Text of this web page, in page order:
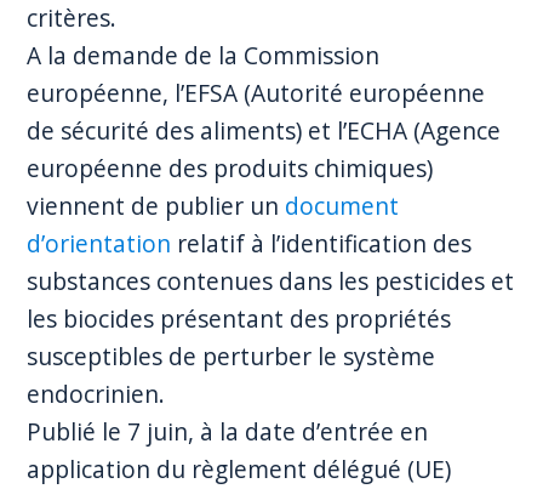
critères.
A la demande de la Commission
européenne, l’EFSA (Autorité européenne
de sécurité des aliments) et l’ECHA (Agence
européenne des produits chimiques)
viennent de publier un document
d’orientation relatif à l’identification des
substances contenues dans les pesticides et
les biocides présentant des propriétés
susceptibles de perturber le système
endocrinien.
Publié le 7 juin, à la date d’entrée en
application du règlement délégué (UE)